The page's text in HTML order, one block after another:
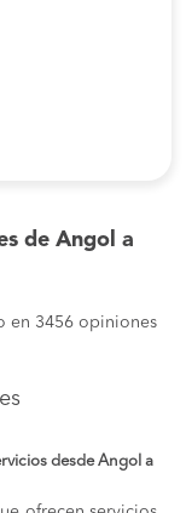
de Angol a
en 3456 opiniones
desde Angol a